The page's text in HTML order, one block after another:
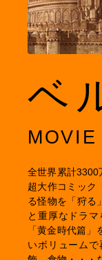
ベ
全世界累計3300
超大作コミック
る怪物を「狩る
と重厚なドラ
「黄金時代篇
いボリューム